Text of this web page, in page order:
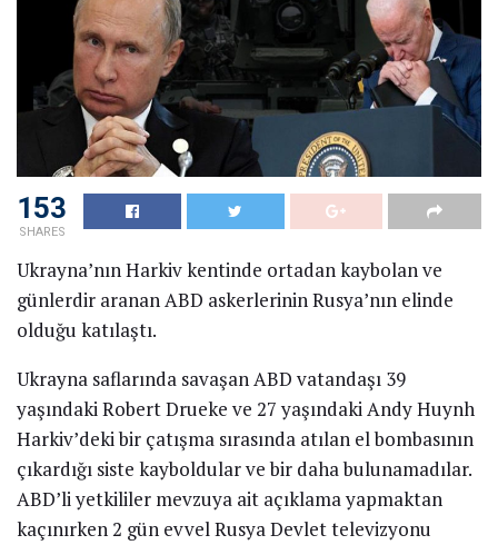
153
SHARES
Ukrayna’nın Harkiv kentinde ortadan kaybolan ve
günlerdir aranan ABD askerlerinin Rusya’nın elinde
olduğu katılaştı.
Ukrayna saflarında savaşan ABD vatandaşı 39
yaşındaki Robert Drueke ve 27 yaşındaki Andy Huynh
Harkiv’deki bir çatışma sırasında atılan el bombasının
çıkardığı siste kayboldular ve bir daha bulunamadılar.
ABD’li yetkililer mevzuya ait açıklama yapmaktan
kaçınırken 2 gün evvel Rusya Devlet televizyonu